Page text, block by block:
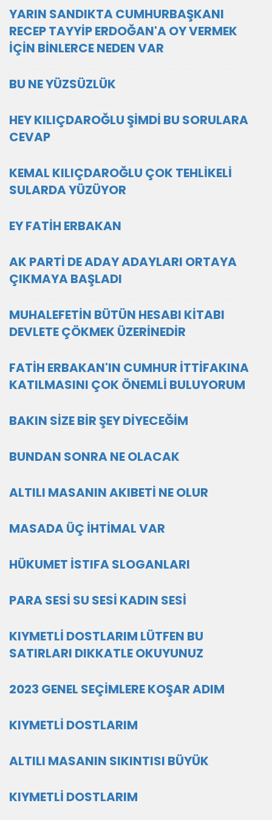
YARIN SANDIKTA CUMHURBAŞKANI
RECEP TAYYİP ERDOĞAN'A OY VERMEK
İÇİN BİNLERCE NEDEN VAR
BU NE YÜZSÜZLÜK
HEY KILIÇDAROĞLU ŞİMDİ BU SORULARA
CEVAP
KEMAL KILIÇDAROĞLU ÇOK TEHLİKELİ
SULARDA YÜZÜYOR
EY FATİH ERBAKAN
AK PARTİ DE ADAY ADAYLARI ORTAYA
ÇIKMAYA BAŞLADI
MUHALEFETİN BÜTÜN HESABI KİTABI
DEVLETE ÇÖKMEK ÜZERİNEDİR
FATİH ERBAKAN'IN CUMHUR İTTİFAKINA
KATILMASINI ÇOK ÖNEMLİ BULUYORUM
BAKIN SİZE BİR ŞEY DİYECEĞİM
BUNDAN SONRA NE OLACAK
ALTILI MASANIN AKIBETİ NE OLUR
MASADA ÜÇ İHTİMAL VAR
HÜKUMET İSTIFA SLOGANLARI
PARA SESİ SU SESİ KADIN SESİ
KIYMETLİ DOSTLARIM LÜTFEN BU
SATIRLARI DIKKATLE OKUYUNUZ
2023 GENEL SEÇİMLERE KOŞAR ADIM
KIYMETLİ DOSTLARIM
ALTILI MASANIN SIKINTISI BÜYÜK
KIYMETLİ DOSTLARIM